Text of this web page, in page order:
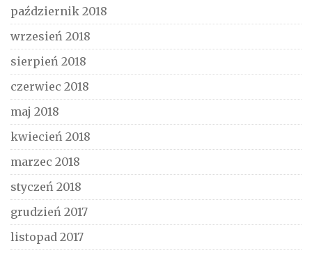
październik 2018
wrzesień 2018
sierpień 2018
czerwiec 2018
maj 2018
kwiecień 2018
marzec 2018
styczeń 2018
grudzień 2017
listopad 2017